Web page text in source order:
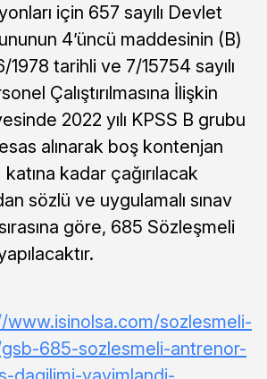
için 657 sayılı Devlet
4’üncü maddesinin (B)
1978 tarihli ve 7/15754 sayılı
Çalıştırılmasına İlişkin
2022 yılı KPSS B grubu
esas alınarak boş kontenjan
katına kadar çağırılacak
sözlü ve uygulamalı sınav
göre, 685 Sözleşmeli
www.isinolsa.com/sozlesmeli-
685-sozlesmeli-antrenor-